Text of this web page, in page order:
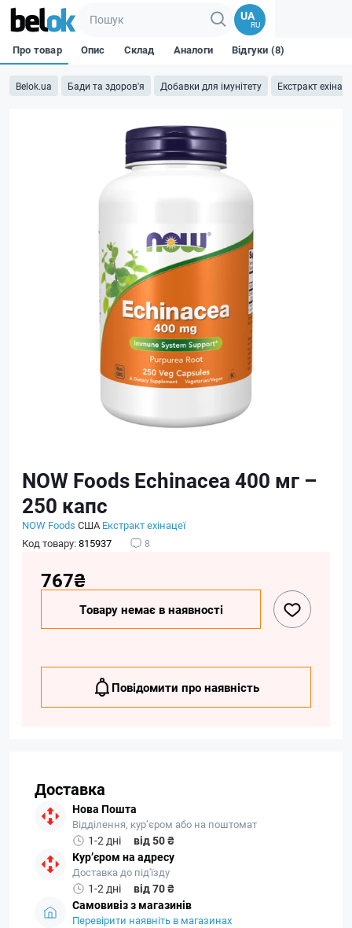
UA
RU
Belok.ua Бади та здоров'я Добавки для імунітету Екстракт
Про товар Опис Склад Аналоги Відгуки (8)
NOW Foods Echinacea 400 мг –
250 капс
NOW Foods США Екстракт ехінацеї
Код товару:815937 8
767₴
Товару немає в наявності
Повідомити про наявність
Доставка
Нова Пошта
Відділення, кур’єром або на поштомат
1-2 дні
від 50 ₴
Кур’єром на адресу
Доставка до під'їзду
1-2 дні
від 70 ₴
Самовивіз з магазинів
Перевірити наявніть в магазинах